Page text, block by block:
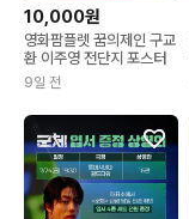
10,000원
영화팜플렛 꿈의제인 구교
환 이주영 전단지 포스터
9일 전